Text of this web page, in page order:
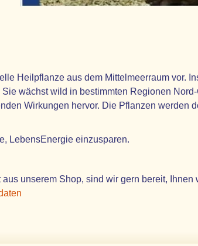
Heilpflanze aus dem Mittelmeerraum vor.
wächst wild in bestimmten Regionen
Wirkungen hervor. Die Pflanzen werden
LebensEnergie einzusparen.
unserem Shop, sind wir gern bereit, Ihnen